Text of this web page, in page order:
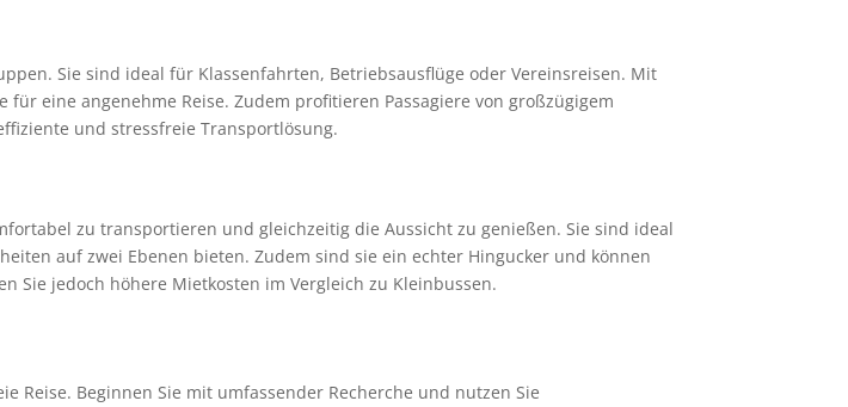
Sie sind ideal für Klassenfahrten, Betriebsausflüge oder Vereinsreisen. Mit
eine angenehme Reise. Zudem profitieren Passagiere von großzügigem
und stressfreie Transportlösung.
zu transportieren und gleichzeitig die Aussicht zu genießen. Sie sind ideal
auf zwei Ebenen bieten. Zudem sind sie ein echter Hingucker und können
Sie jedoch höhere Mietkosten im Vergleich zu Kleinbussen.
Reise. Beginnen Sie mit umfassender Recherche und nutzen Sie